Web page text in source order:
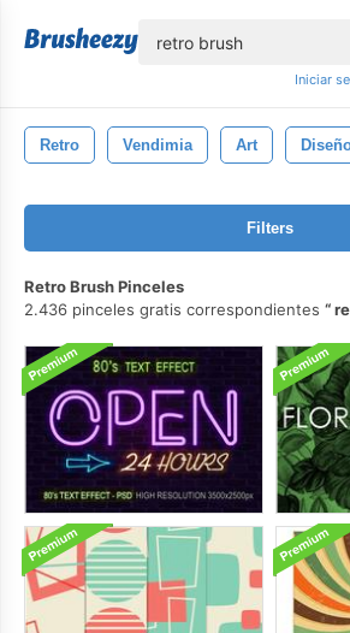
Iniciar
Retro Vendimia Art
Filters
Retro Brush Pinceles
2.436 pinceles gratis correspondientes